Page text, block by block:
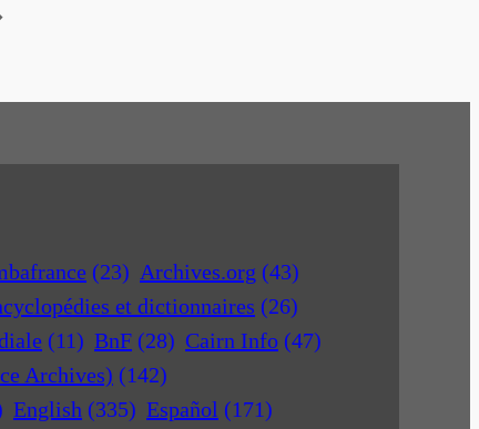
(23) Archives.org (43)
et dictionnaires (26)
(11) BnF (28) Cairn Info (47)
Archives) (142)
English (335) Español (171)